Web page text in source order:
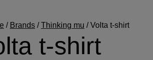
/ Brands /Thinking mu /Volta t-shirt
t-shirt